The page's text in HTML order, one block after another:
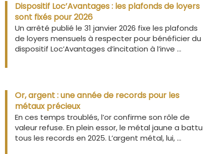
Dispositif Loc’Avantages : les plafonds de loyers
sont fixés pour 2026
Un arrêté publié le 31 janvier 2026 fixe les plafonds
de loyers mensuels à respecter pour bénéficier du
dispositif Loc’Avantages d’incitation à l’inve ...
Or, argent : une année de records pour les
métaux précieux
En ces temps troublés, l’or confirme son rôle de
valeur refuse. En plein essor, le métal jaune a battu
tous les records en 2025. L’argent métal, lui, ...